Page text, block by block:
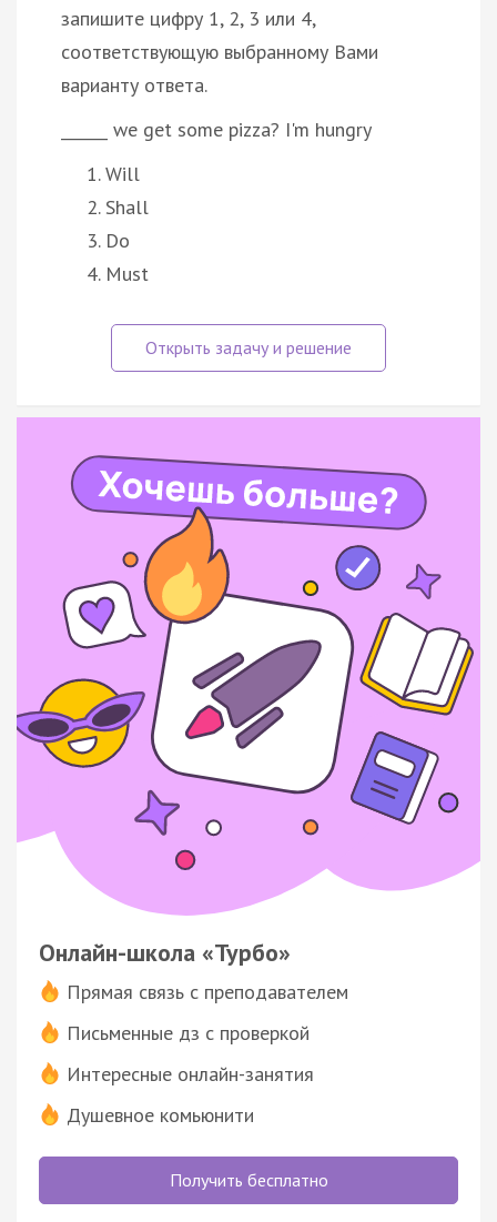
запишите цифру 1, 2, 3 или 4,
соответствующую выбранному Вами
варианту ответа.
______ we get some pizza? I'm hungry
Will
Shall
Do
Must
Онлайн-школа «Турбо»
Прямая связь с преподавателем
Письменные дз с проверкой
Интересные онлайн-занятия
Душевное комьюнити
Получить бесплатно